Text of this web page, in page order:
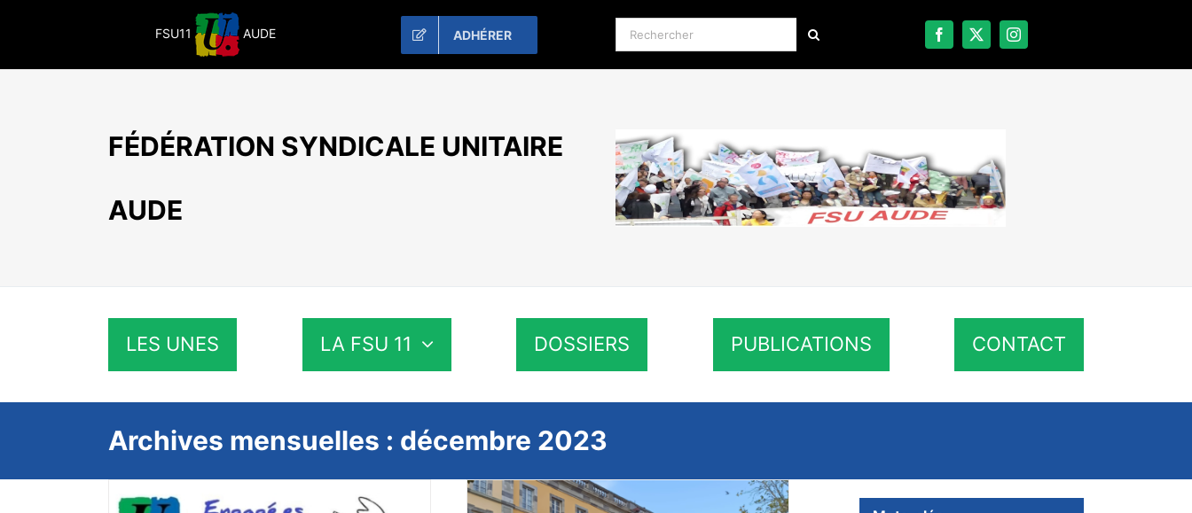
FSU11 AUDE ADHÉRER Rechercher:
FÉDÉRATION SYNDICALE UNITAIRE
AUDE
LES UNES LA FSU 11 DOSSIERS PUBLICATIONS CONTACT
Archives mensuelles : décembre 2023